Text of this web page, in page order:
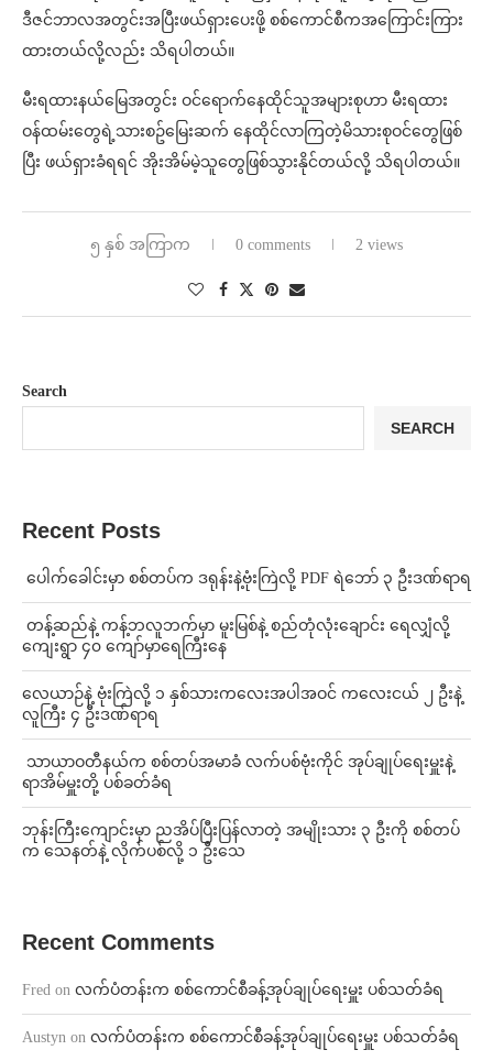
ဒီဇင်ဘာလအတွင်းအပြီးဖယ်ရှားပေးဖို့ စစ်ကောင်စီကအကြောင်းကြား
ထားတယ်လို့လည်း သိရပါတယ်။
မီးရထားနယ်မြေအတွင်း ဝင်ရောက်နေထိုင်သူအများစုဟာ မီးရထား
ဝန်ထမ်းတွေရဲ့သားစဥ်‌မြေးဆက်‌‌ နေထိုင်လာကြတဲ့မိသားစုဝင်‌တွေဖြစ်
ပြီး ဖယ်ရှားခံရရင် အိုးအိမ်မဲ့သူတွေဖြစ်သွားနိုင်တယ်လို့ သိရပါတယ်။
၅ နှစ် အကြာက 0 comments 2 views
Search
SEARCH
Recent Posts
⁩ ⁨ပေါက်ခေါင်းမှာ စစ်တပ်က ဒရုန်းနဲ့ဗုံးကြဲလို့ PDF ရဲဘော် ၃ ဦးဒဏ်ရာရ
⁩ ⁨တန့်ဆည်နဲ့ ကန့်ဘလူဘက်မှာ မူးမြစ်နဲ့ စည်တုံလုံးချောင်း ရေလျှံလို့
ကျေးရွာ ၄၀ ကျော်မှာရေကြီးနေ
⁨လေယာဉ်နဲ့ ဗုံးကြဲလို့ ၁ နှစ်သားကလေးအပါအဝင် ကလေးငယ် ၂ ဦးနဲ့
လူကြီး ၄ ဦးဒဏ်ရာရ
⁩ ⁨သာယာဝတီနယ်က စစ်တပ်အမာခံ လက်ပစ်ဗုံးကိုင် အုပ်ချုပ်ရေးမှူးနဲ့
ရာအိမ်မှူးတို့ ပစ်ခတ်ခံရ
ဘုန်းကြီးကျောင်းမှာ ညအိပ်ပြီးပြန်လာတဲ့ အမျိုးသား ၃ ဦးကို စစ်တပ်
က သေနတ်နဲ့ လိုက်ပစ်လို့ ၁ ဦးသေ
Recent Comments
Fred on လက်ပံတန်းက စစ်ကောင်စီခန့်အုပ်ချုပ်ရေးမှူး ပစ်သတ်ခံရ
Austyn on လက်ပံတန်းက စစ်ကောင်စီခန့်အုပ်ချုပ်ရေးမှူး ပစ်သတ်ခံရ